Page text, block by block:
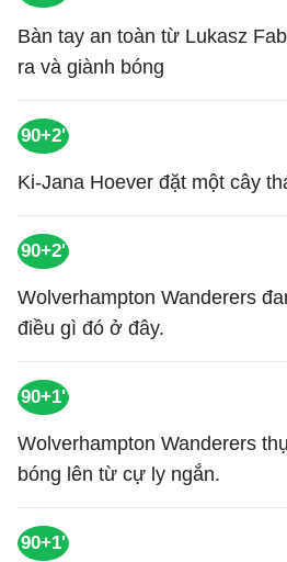
Bàn tay an toàn từ Lukasz
ra và giành bóng
90+2'
Ki-Jana Hoever đặt một cây
90+2'
Wolverhampton Wanderers
điều gì đó ở đây.
90+1'
Wolverhampton Wanderers
bóng lên từ cự ly ngắn.
90+1'